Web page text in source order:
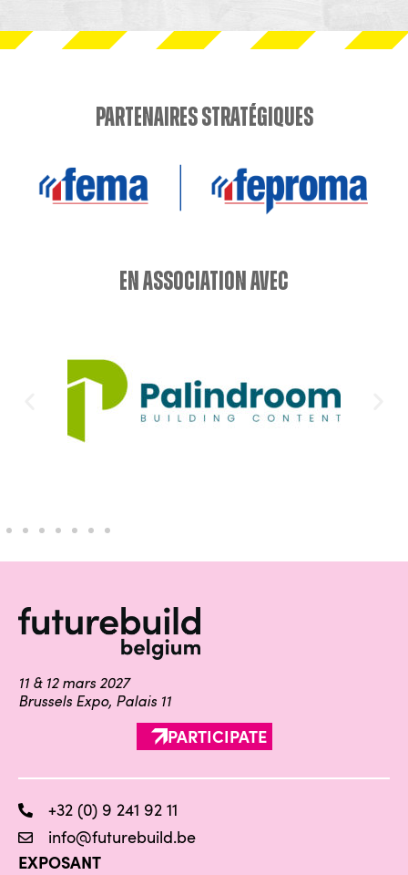
Partenaires stratégiques
en association avec
11 & 12 mars 2027
Brussels Expo, Palais 11
PARTICIPATE
+32 (0) 9 241 92 11
info@futurebuild.be
EXPOSANT